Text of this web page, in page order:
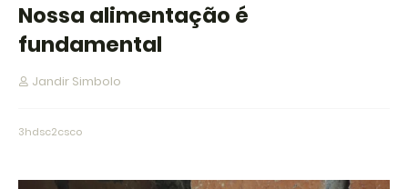
Nossa alimentação é
fundamental
Jandir Simbolo
3hdsc2csco